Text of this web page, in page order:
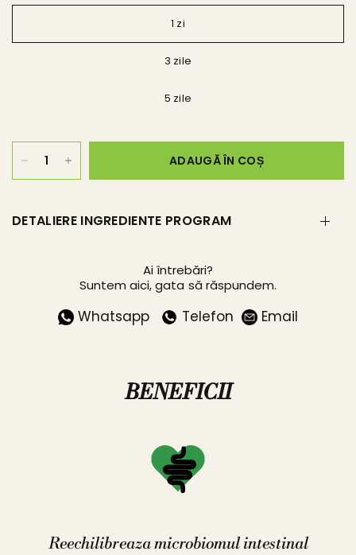
1 zi
3 zile
5 zile
ADAUGĂ ÎN COȘ
DETALIERE INGREDIENTE PROGRAM
Ai întrebări?
Suntem aici, gata să răspundem.
Whatsapp Telefon Email
BENEFICII
Reechilibreaza microbiomul intestinal